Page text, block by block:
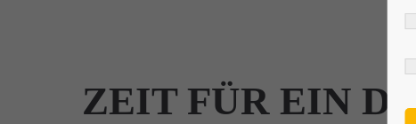
ZEIT FÜR EIN